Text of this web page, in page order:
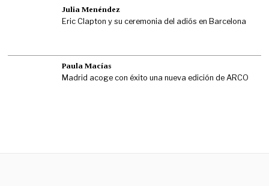
Julia Menéndez
Eric Clapton y su ceremonia del adiós en Barcelona
Paula Macías
Madrid acoge con éxito una nueva edición de ARCO